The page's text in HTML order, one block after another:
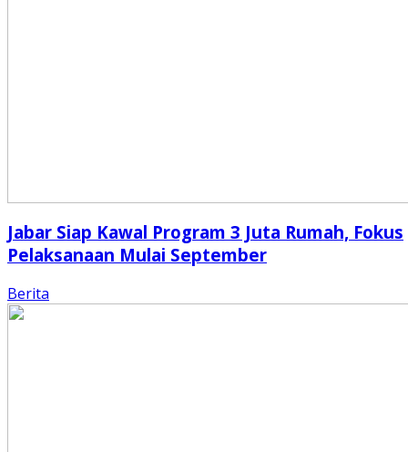
Jabar Siap Kawal Program 3 Juta Rumah, Fokus
Pelaksanaan Mulai September
Berita